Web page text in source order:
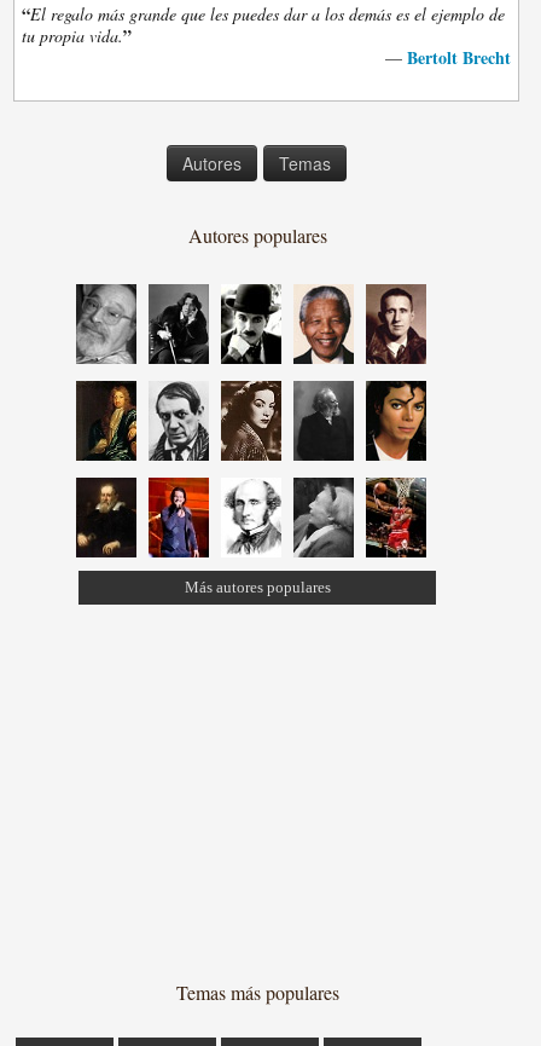
“El regalo más grande que les puedes dar a los demás es el ejemplo de
tu propia vida.”
— Bertolt Brecht
Autores Temas
Autores populares
Más autores populares
Temas más populares